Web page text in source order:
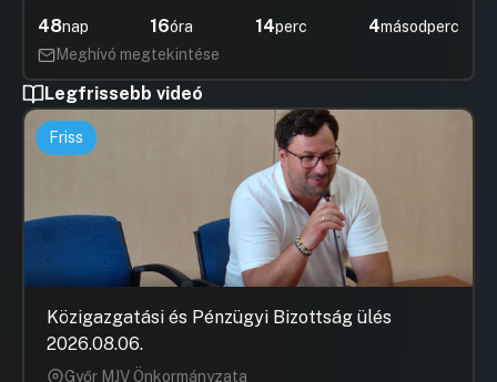
48nap 16óra 14perc 4másodperc
Meghívó megtekintése
Legfrissebb videó
Friss
Közigazgatási és Pénzügyi Bizottság ülés
2026.08.06.
Győr MJV Önkormányzata